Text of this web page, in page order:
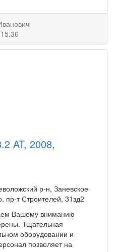
AT, 2008,
р-н, Заневское
пр-т Строителей, 31зд2
Вашему вниманию
Тщательная
оборудовании и
позволяет на